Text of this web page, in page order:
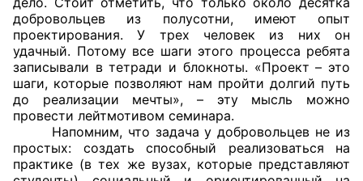
Главная
Общественные советы
Общественные советы при территориальных
органах федеральных органов
исполнительной власти
Общественные советы по проведению
добровольцев из полусотни, имеют опыт
проектирования. У трех человек из них он
удачный. Потому все шаги этого процесса ребята
записывали в тетради и блокноты. «Проект – это
шаги, которые позволяют нам пройти долгий путь
до реализации мечты», – эту мысль можно
провести лейтмотивом семинара.
Напомним, что задача у добровольцев не из
простых: создать способный реализоваться на
практике (в тех же вузах, которые представляют